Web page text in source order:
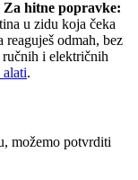
Za hitne popravke:
u zidu koja čeka
odmah, bez
ručnih i električnih
.
možemo potvrditi